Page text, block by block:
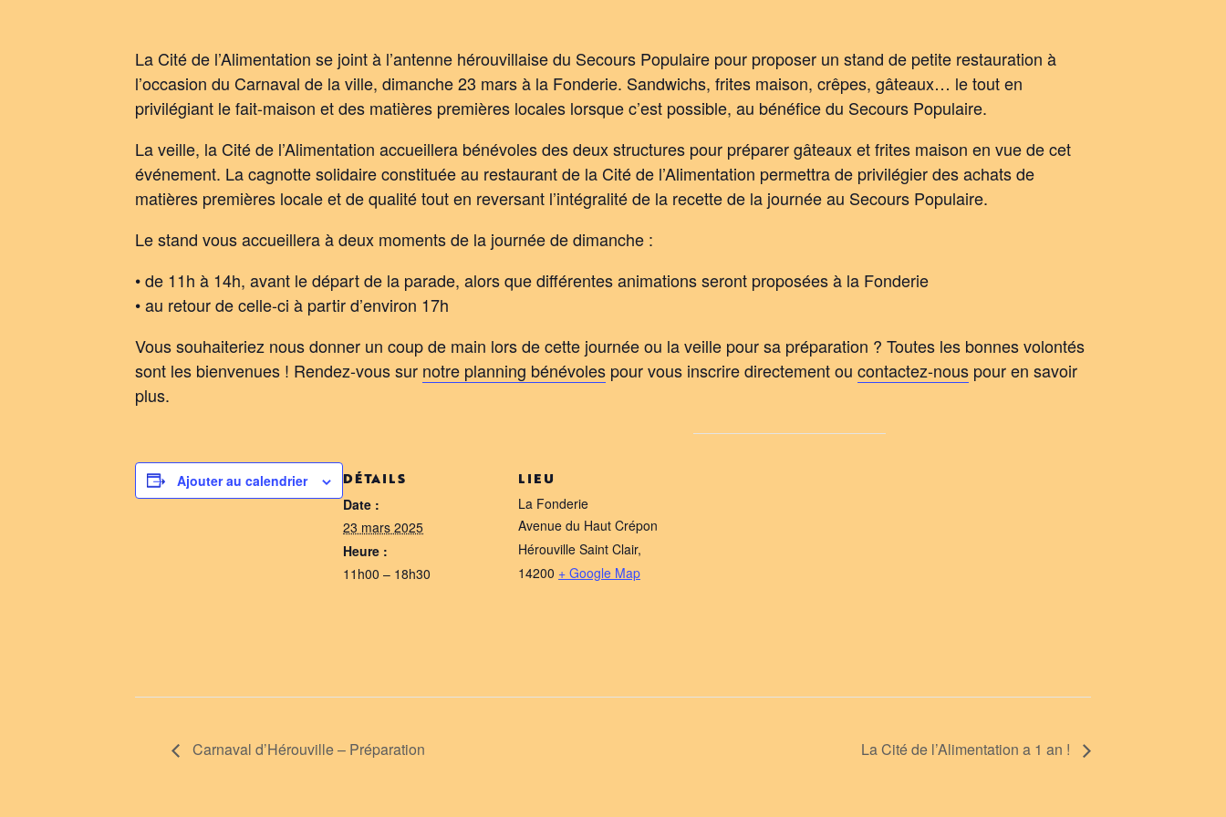
La Cité de l’Alimentation se joint à l’antenne hérouvillaise du Secours Populaire pour proposer un stand de petite restauration à
l’occasion du Carnaval de la ville, dimanche 23 mars à la Fonderie. Sandwichs, frites maison, crêpes, gâteaux… le tout en
privilégiant le fait-maison et des matières premières locales lorsque c’est possible, au bénéfice du Secours Populaire.
La veille, la Cité de l’Alimentation accueillera bénévoles des deux structures pour préparer gâteaux et frites maison en vue de cet
événement. La cagnotte solidaire constituée au restaurant de la Cité de l’Alimentation permettra de privilégier des achats de
matières premières locale et de qualité tout en reversant l’intégralité de la recette de la journée au Secours Populaire.
Le stand vous accueillera à deux moments de la journée de dimanche :
• de 11h à 14h, avant le départ de la parade, alors que différentes animations seront proposées à la Fonderie
• au retour de celle-ci à partir d’environ 17h
Vous souhaiteriez nous donner un coup de main lors de cette journée ou la veille pour sa préparation ? Toutes les bonnes volontés
sont les bienvenues ! Rendez-vous sur notre planning bénévoles pour vous inscrire directement ou contactez-nous pour en savoir
plus.
Ajouter au calendrier DÉTAILS
Date :
23 mars 2025
Heure :
11h00 – 18h30
LIEU
La Fonderie
Avenue du Haut Crépon
Hérouville Saint Clair,
14200 + Google Map
Carnaval d’Hérouville – Préparation La Cité de l’Alimentation a 1 an !